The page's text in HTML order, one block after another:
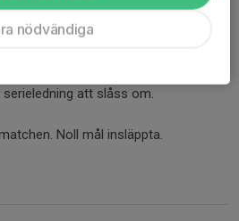
att slåss om.
Noll mål insläppta.
nödvändiga